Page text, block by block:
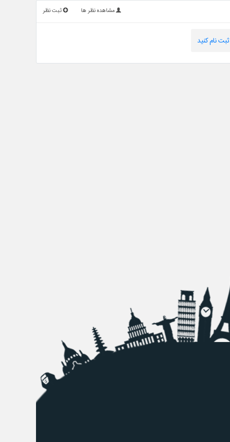
ثبت نظر مشاهده نظر ها
ثبت نام کنید